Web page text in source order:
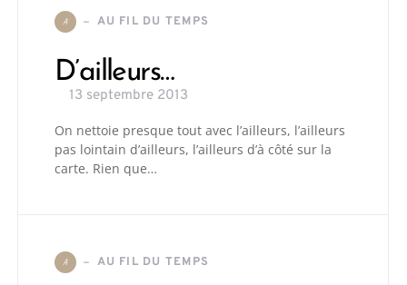
A AU FIL DU TEMPS
D’ailleurs…
13 septembre 2013
On nettoie presque tout avec l’ailleurs, l’ailleurs
pas lointain d’ailleurs, l’ailleurs d’à côté sur la
carte. Rien que…
A AU FIL DU TEMPS